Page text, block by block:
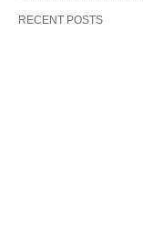
RECENT POSTS